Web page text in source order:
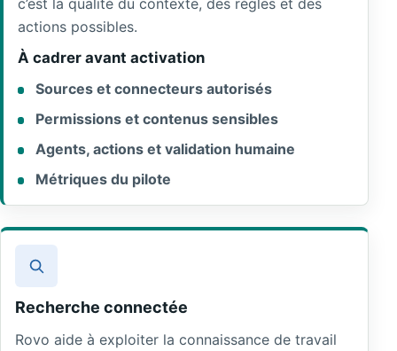
c’est la qualité du contexte, des règles et des
actions possibles.
À cadrer avant activation
Sources et connecteurs autorisés
Permissions et contenus sensibles
Agents, actions et validation humaine
Métriques du pilote
Recherche connectée
Rovo aide à exploiter la connaissance de travail